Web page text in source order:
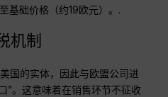
基础价格（约19欧元）。.
机制
国的实体，因此与欧盟公司进
”。这意味着在销售环节不征收